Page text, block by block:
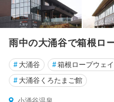
雨中の大涌谷で箱根ロ
# 大涌谷 #箱根ロープウェイ
# 大涌谷くろたまご館